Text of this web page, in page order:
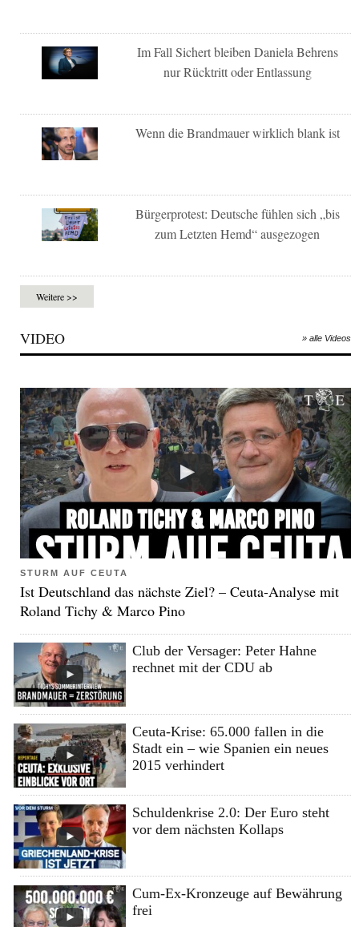
Im Fall Sichert bleiben Daniela Behrens
nur Rücktritt oder Entlassung
Wenn die Brandmauer wirklich blank ist
Bürgerprotest: Deutsche fühlen sich „bis
zum Letzten Hemd“ ausgezogen
Weitere >>
VIDEO » alle Videos
STURM AUF CEUTA
Ist Deutschland das nächste Ziel? – Ceuta-Analyse mit
Roland Tichy & Marco Pino
Club der Versager: Peter Hahne
rechnet mit der CDU ab
Ceuta-Krise: 65.000 fallen in die
Stadt ein – wie Spanien ein neues
2015 verhindert
Schuldenkrise 2.0: Der Euro steht
vor dem nächsten Kollaps
Cum-Ex-Kronzeuge auf Bewährung
frei